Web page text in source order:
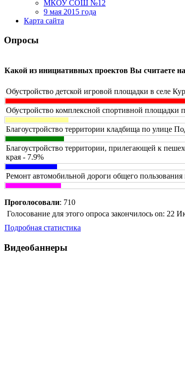
МКОУ СОШ №12
9 мая 2015 года
Карта сайта
Опросы
Какой из инициативных проектов Вы считаете
Обустройство детской игровой площадки в селе
Обустройство комплексной спортивной площадки
Благоустройство территории кладбища по улице
Благоустройство территории, прилегающей к
края - 7.9%
Ремонт автомобильной дороги общего
Проголосовали: 710
Голосование для этого опроса закончилось on: 22
Подробная статистика
Видеобаннеры